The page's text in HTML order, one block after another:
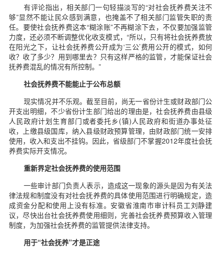
有评论指出，相关部门一句轻描淡写的“对社会抚养费关注不
够”显然不能让民众感到满意，也掩盖不了相关部门监管失职的责
任。要使社会抚养费这本“糊涂账”不再糊涂下去，不仅要加强监管
力度，还必须不断调整优化收支模式，“所以，只有将社会抚养费放
在阳光之下，让社会抚养费公开成为‘三公’费用公开的模式，如何
收？收了多少？用到哪里去？只有这样严格的监管，才能保证社会
抚养费混乱的情况有所控制。”
社会抚养费不能能止于公布总额
现实情况并不乐观。截至目前，尚无一省份计生或财政部门公
开支出明细，不少省份计生部门给出的理由是，社会抚养费由县级
人民政府计划生育部门或者委托乡(镇)人民政府和街道办事处征
收，上缴县级国库，纳入县级财政预算管理，由财政部门统一安排
使用，收入和支出不挂钩。因此，省级部门不掌握2012年度社会抚
养费实际开支情况。
重新界定社会抚养费的使用范围
一些审计部门负责人表示，造成这一现象的源头是因为有关法
律法规和制度没有对社会抚养费的具体使用范围进行明确规定，造
成资金分配和使用上没有标准。安徽省淮南市审计科员工刘静建
议，尽快出台社会抚养费使用细则，完善社会抚养费预算收入管理
制度，为加强社会抚养费的监管提供法律支持。
用于“社会抚养”才是正途